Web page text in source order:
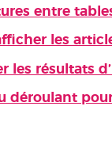
entre
les
les résultats
déroulant